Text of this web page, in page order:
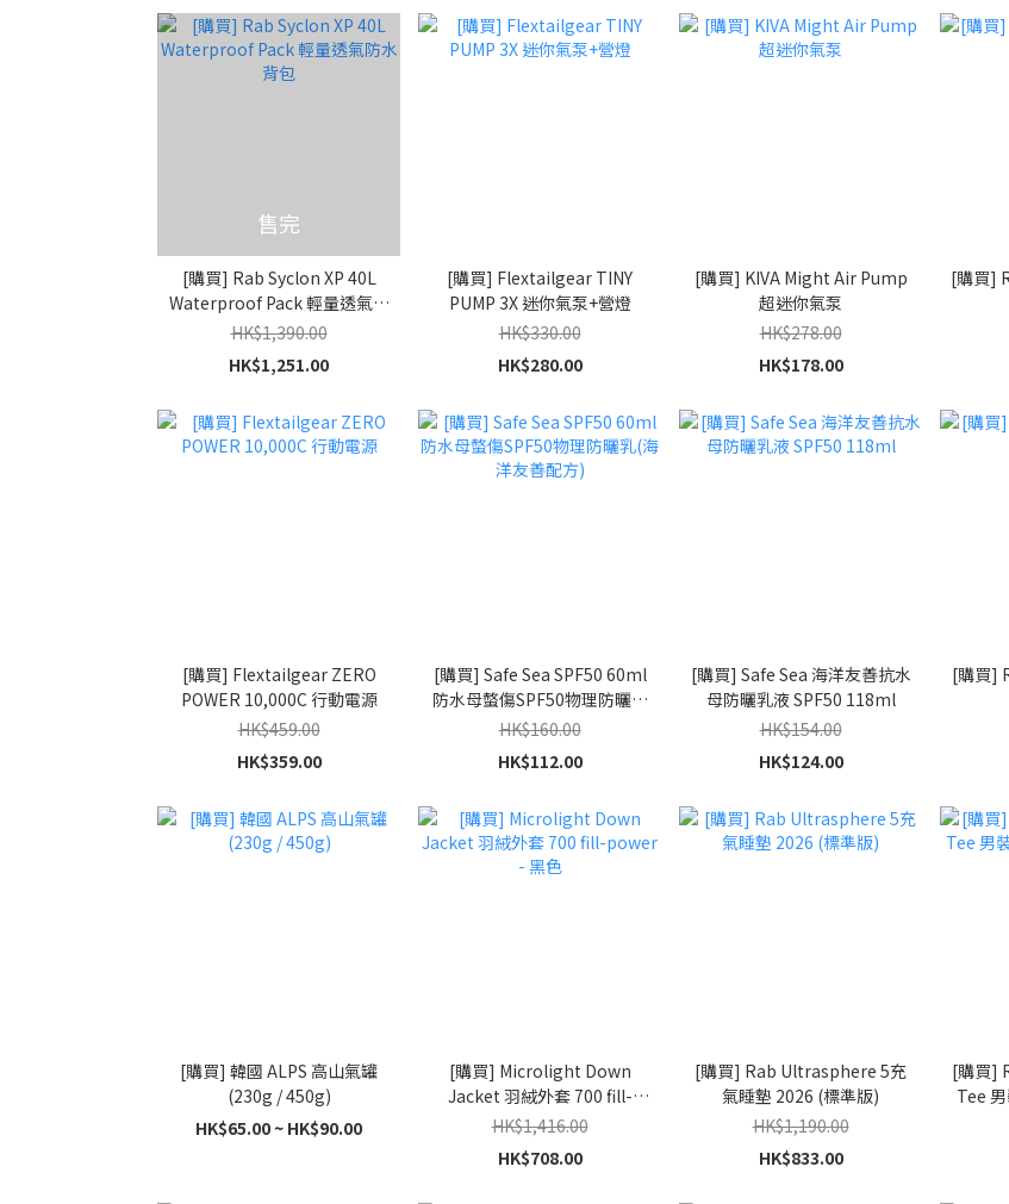
售完
[購買] Rab Syclon XP 40L
Waterproof Pack 輕量透氣防
水背包
HK$1,390.00
HK$1,251.00
[購買] Flextailgear TINY
PUMP 3X 迷你氣泵+營燈
HK$330.00
HK$280.00
[購買] KIVA Might Air Pump
超迷你氣泵
HK$278.00
HK$178.00
[購買]
[購買] Flextailgear ZERO
POWER 10,000C 行動電源
HK$459.00
HK$359.00
[購買] Safe Sea SPF50 60ml
防水母螫傷SPF50物理防曬乳
(海洋友善配方)
HK$160.00
HK$112.00
[購買] Safe Sea 海洋友善抗水
母防曬乳液 SPF50 118ml
HK$154.00
HK$124.00
[購買]
[購買] 韓國 ALPS 高山氣罐
(230g / 450g)
HK$65.00 ~ HK$90.00
[購買] Microlight Down
Jacket 羽絨外套 700 fill-
power - 黑色
HK$1,416.00
HK$708.00
[購買] Rab Ultrasphere 5充
氣睡墊 2026 (標準版)
HK$1,190.00
HK$833.00
[購買]
Tee